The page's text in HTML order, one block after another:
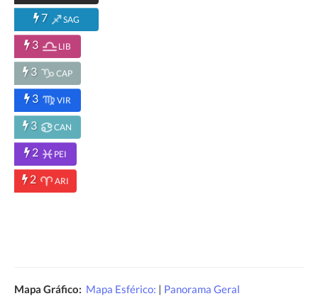
7 SAG
3 LIB
3 CAP
3 VIR
3 CAN
2 PEI
2 ARI
Mapa Gráfico: Mapa Esférico: | Panorama Geral